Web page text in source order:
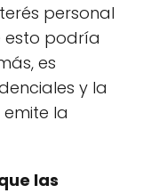
personal
esto podría
es
y la
la
las